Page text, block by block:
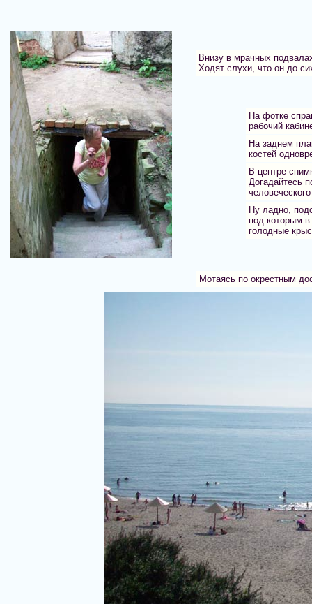
Внизу в мрачных
Ходят слухи, что он до
На фотке
рабочий
На заднем
костей
В центре
Догадайтесь
Ну ладно,
под которым в
голодные
Мотаясь по окрестным